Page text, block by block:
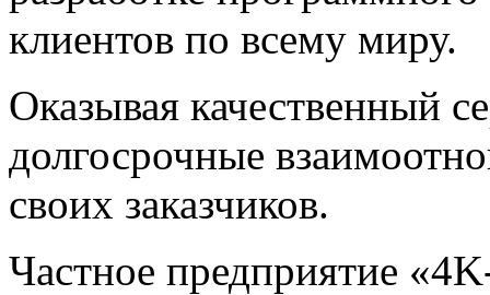
клиентов по всему миру.
Оказывая качественный
долгосрочные
своих заказчиков.
Частное предприятие